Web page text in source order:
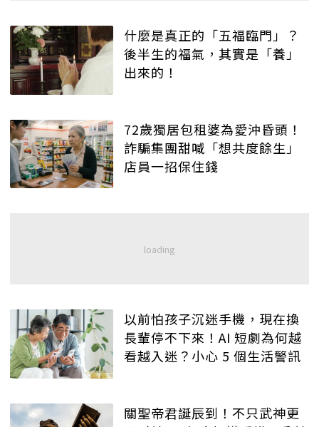
什麼是真正的「五福臨門」？
後半生的福氣，其實是「養」
出來的！
72歲獨居包租婆為愛沖昏頭！
詐騙集團甜喊「想共度餘生」
店員一招保住錢
以前怕孩子沉迷手機，現在換
長輩停不下來！AI 短劇為何越
看越入迷？小心 5 個生活警訊
關聖帝君誕辰到！不只武神更